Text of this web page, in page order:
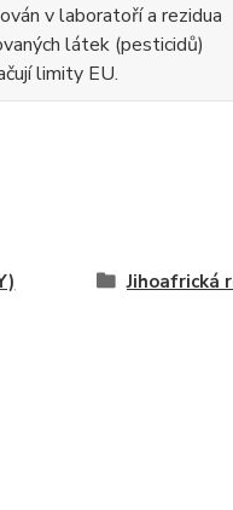
v laboratoří a rezidua
látek (pesticidů)
limity EU.
Jihoafrická